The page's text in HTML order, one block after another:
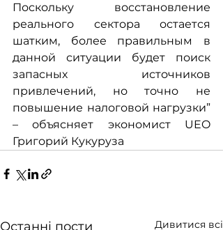
Поскольку восстановление
реального сектора остается
шатким, более правильным в
данной ситуации будет поиск
запасных источников
привлечений, но точно не
повышение налоговой нагрузки”
– объясняет экономист UEO
Григорий Кукуруза
Останні пости Дивитися всі